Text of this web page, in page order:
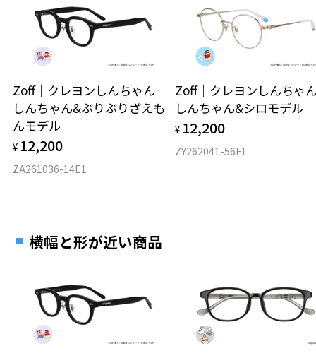
※着脱式サングラス：デモレンズ、アタッチメント込みの重さ
タイプ
材質
フロント素材：アセテート
Zoff｜クレヨンしんちゃん
しんちゃん&ぶりぶりざえも
んモデル
¥ 12,200
ZA261036-14E1
Zoff｜クレヨンしんち
しんちゃん&シロモデル
¥ 12,200
ZY262041-56F1
横幅と形が近い商品